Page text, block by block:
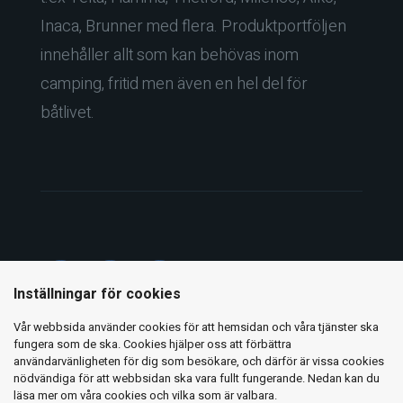
Inaca, Brunner med flera. Produktportföljen
innehåller allt som kan behövas inom
camping, fritid men även en hel del för
båtlivet.
Copyright ©2026 Holiday Fritid AB
Integritetspolicy
Inställningar för cookies
Vår webbsida använder cookies för att hemsidan och våra tjänster ska
fungera som de ska. Cookies hjälper oss att förbättra
användarvänligheten för dig som besökare, och därför är vissa cookies
nödvändiga för att webbsidan ska vara fullt fungerande. Nedan kan du
läsa mer om våra cookies och vilka som är valbara.